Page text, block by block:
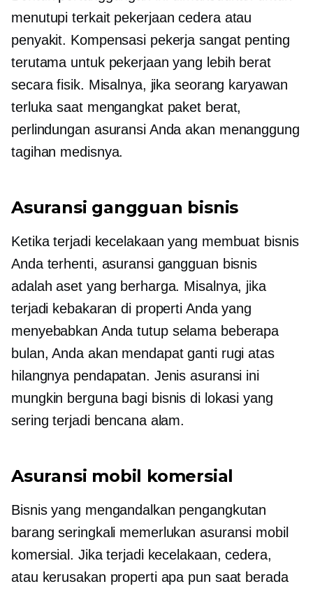
menutupiterkait pekerjaan cedera atau
penyakit. Kompensasi pekerja sangat penting
terutama untuk pekerjaan yang lebih berat
secara fisik. Misalnya, jika seorang karyawan
terluka saat mengangkat paket berat,
perlindungan asuransi Anda akan menanggung
tagihan medisnya.
Asuransi gangguan bisnis
Ketika terjadi kecelakaan yang membuat bisnis
Anda terhenti, asuransi gangguan bisnis
adalah aset yang berharga. Misalnya, jika
terjadi kebakaran di properti Anda yang
menyebabkan Anda tutup selama beberapa
bulan, Anda akan mendapat ganti rugi atas
hilangnya pendapatan. Jenis asuransi ini
mungkin berguna bagi bisnis di lokasi yang
sering terjadi bencana alam.
Asuransi mobil komersial
Bisnis yang mengandalkan pengangkutan
barang seringkali memerlukan asuransi mobil
komersial. Jika terjadi kecelakaan, cedera,
atau kerusakan properti apa pun saat berada